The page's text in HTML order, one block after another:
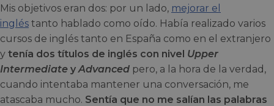
Mis objetivos eran dos: por un lado, mejorar el
inglés tanto hablado como oído. Había realizado varios
cursos de inglés tanto en España como en el extranjero
y tenía dos títulos de inglés con nivel Upper
Intermediate y Advanced pero, a la hora de la verdad,
cuando intentaba mantener una conversación, me
atascaba mucho. Sentía que no me salían las palabras